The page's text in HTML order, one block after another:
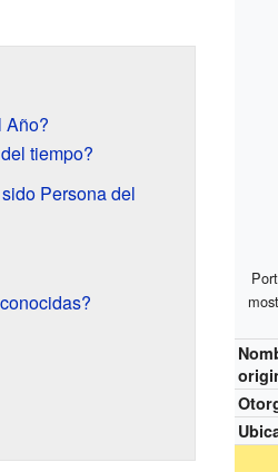
Año?
tiempo?
Persona del